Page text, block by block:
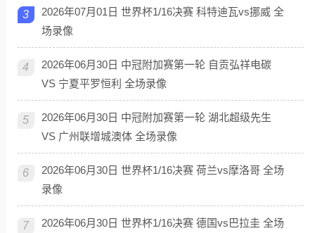
3
2026年07月01日 世界杯1/16决赛 科特迪瓦vs挪威 全
场录像
4
2026年06月30日 中冠附加赛第一轮 自贡弘祥电碳
VS 宁夏平罗恒利 全场录像
5
2026年06月30日 中冠附加赛第一轮 湖北超级先生
VS 广州联增城澳体 全场录像
6
2026年06月30日 世界杯1/16决赛 荷兰vs摩洛哥 全场
录像
7
2026年06月30日 世界杯1/16决赛 德国vs巴拉圭 全场